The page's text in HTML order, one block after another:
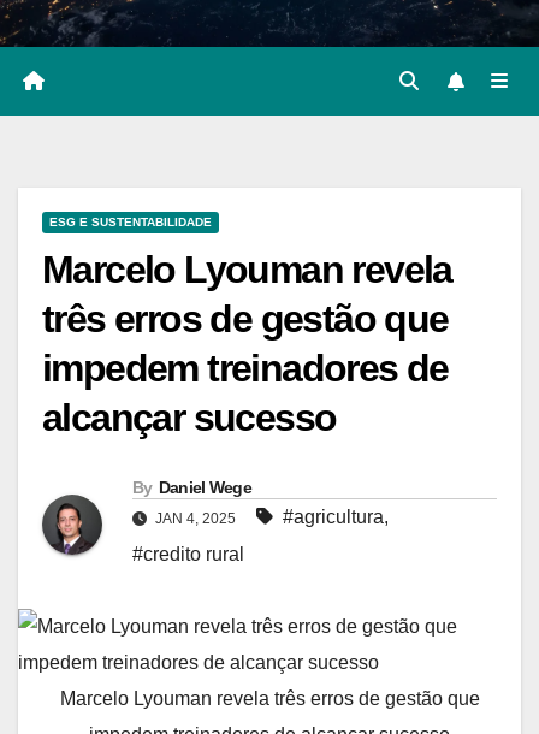
ESG E SUSTENTABILIDADE
Marcelo Lyouman revela
três erros de gestão que
impedem treinadores de
alcançar sucesso
By Daniel Wege
JAN 4, 2025 #agricultura,
#credito rural
Marcelo Lyouman revela três erros de gestão que